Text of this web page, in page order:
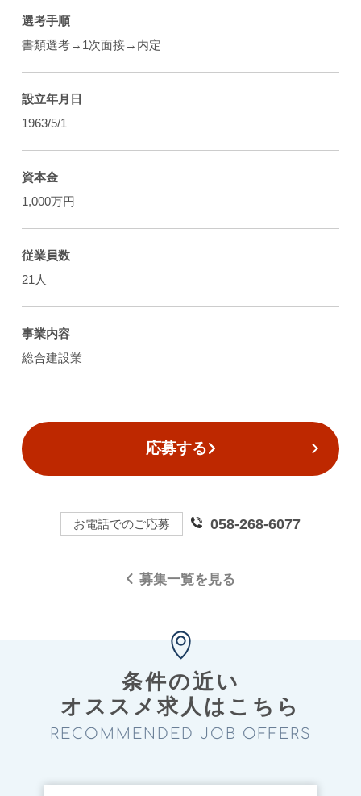
選考手順
書類選考→1次面接→内定
設立年月日
1963/5/1
資本金
1,000万円
従業員数
21人
事業内容
総合建設業
応募する
お電話でのご応募 058-268-6077
募集一覧を見る
条件の近い
オススメ求⼈はこちら
RECOMMENDED JOB OFFERS